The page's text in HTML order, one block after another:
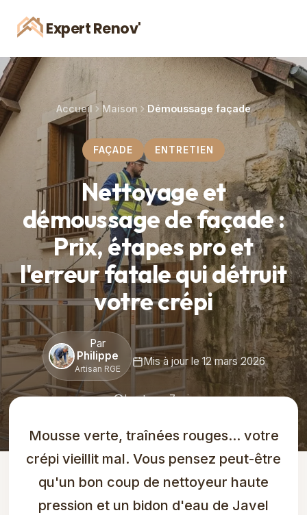
Expert Renov'
Accueil Maison Démoussage façade
FAÇADE ENTRETIEN
Nettoyage et
démoussage de façade :
Prix, étapes pro et
l'erreur fatale qui détruit
votre crépi
Par
Philippe
Artisan RGE
Mis à jour le 12 mars 2026
Lecture : 7 min
Mousse verte, traînées rouges... votre
crépi vieillit mal. Vous pensez peut-être
qu'un bon coup de nettoyeur haute
pression et un bidon d'eau de Javel